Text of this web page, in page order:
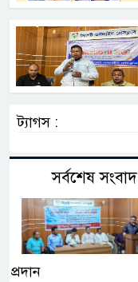
ট্যাগস :
সর্বশেষ সংবাদ
প্রদান